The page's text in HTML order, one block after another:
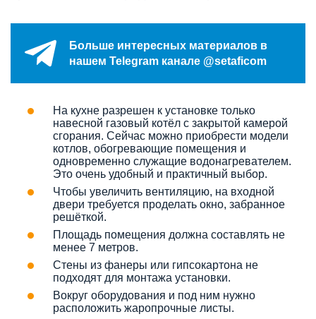
Больше интересных материалов в
нашем Telegram канале @setaficom
На кухне разрешен к установке только
навесной газовый котёл с закрытой камерой
сгорания. Сейчас можно приобрести модели
котлов, обогревающие помещения и
одновременно служащие водонагревателем.
Это очень удобный и практичный выбор.
Чтобы увеличить вентиляцию, на входной
двери требуется проделать окно, забранное
решёткой.
Площадь помещения должна составлять не
менее 7 метров.
Стены из фанеры или гипсокартона не
подходят для монтажа установки.
Вокруг оборудования и под ним нужно
расположить жаропрочные листы.